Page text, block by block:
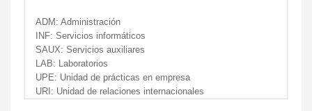
ADM: Administración
INF: Servicios informáticos
SAUX: Servicios auxiliares
LAB: Laboratorios
UPE: Unidad de prácticas en empresa
URI: Unidad de relaciones internacionales